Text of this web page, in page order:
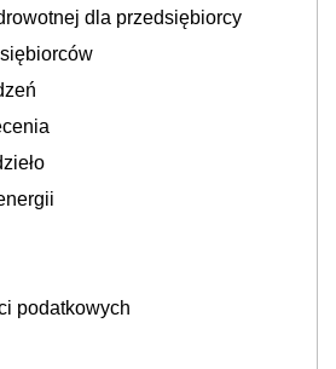
dla przedsiębiorcy
podatkowych